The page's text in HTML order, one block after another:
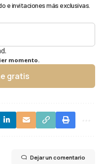
e invitaciones más exclusivas.
momento.
gratis
Dejar un comentario